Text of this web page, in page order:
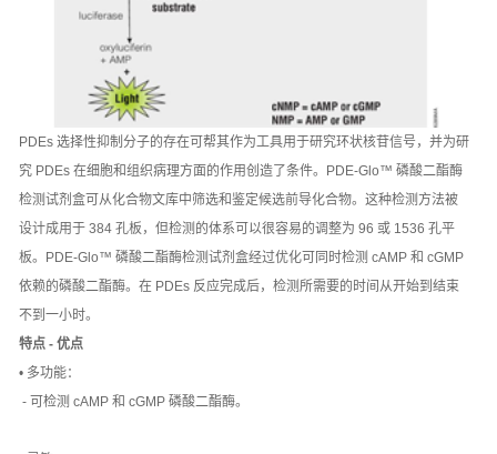
PDEs 选择性抑制分子的存在可帮其作为工具用于研究环状核苷信号，并为研
究 PDEs 在细胞和组织病理方面的作用创造了条件。PDE-Glo™ 磷酸二酯酶
检测试剂盒可从化合物文库中筛选和鉴定候选前导化合物。这种检测方法被
设计成用于 384 孔板，但检测的体系可以很容易的调整为 96 或 1536 孔平
板。PDE-Glo™ 磷酸二酯酶检测试剂盒经过优化可同时检测 cAMP 和 cGMP
依赖的磷酸二酯酶。在 PDEs 反应完成后，检测所需要的时间从开始到结束
不到一小时。
特点 - 优点
• 多功能：
- 可检测 cAMP 和 cGMP 磷酸二酯酶。